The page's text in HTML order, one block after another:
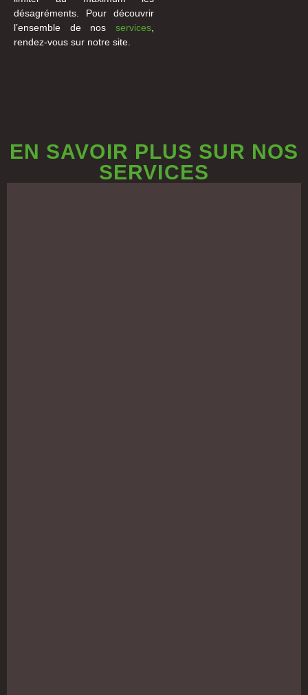
désagréments. Pour découvrir
l’ensemble de nos services
rendez-vous sur notre site.
EN SAVOIR PLUS SUR NOS
SERVICES